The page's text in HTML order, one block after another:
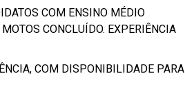
COM ENSINO MÉDIO
CONCLUÍDO. EXPERIÊNCIA
COM DISPONIBILIDADE PARA